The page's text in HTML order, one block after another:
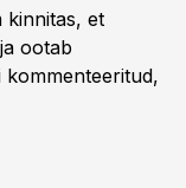
kinnitas, et
ootab
kommenteeritud,